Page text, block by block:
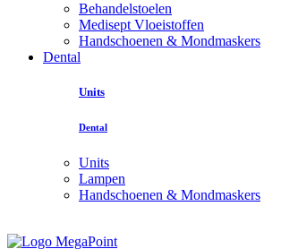
Behandelstoelen
Medisept Vloeistoffen
Handschoenen & Mondmaskers
Dental
Units
Dental
Units
Lampen
Handschoenen & Mondmaskers